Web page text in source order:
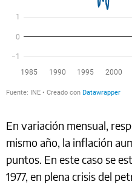
En variación mensual,
mismo año, la inflación
puntos. En este caso se
1977, en plena crisis del